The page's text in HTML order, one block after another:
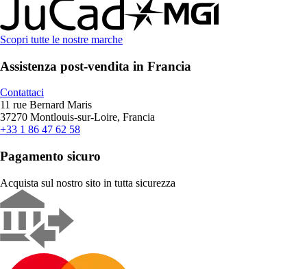
Scopri tutte le nostre marche
Assistenza post-vendita in Francia
Contattaci
11 rue Bernard Maris
37270 Montlouis-sur-Loire, Francia
+33 1 86 47 62 58
Pagamento sicuro
Acquista sul nostro sito in tutta sicurezza